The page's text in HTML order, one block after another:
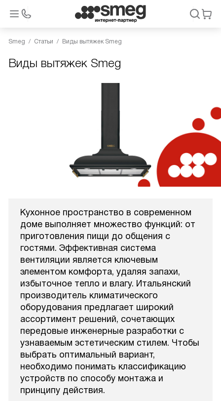
Smeg Статьи Виды вытяжек Smeg
Виды вытяжек Smeg
Кухонное пространство в современном
доме выполняет множество функций: от
приготовления пищи до общения с
гостями. Эффективная система
вентиляции является ключевым
элементом комфорта, удаляя запахи,
избыточное тепло и влагу. Итальянский
производитель климатического
оборудования предлагает широкий
ассортимент решений, сочетающих
передовые инженерные разработки с
узнаваемым эстетическим стилем. Чтобы
выбрать оптимальный вариант,
необходимо понимать классификацию
устройств по способу монтажа и
принципу действия.